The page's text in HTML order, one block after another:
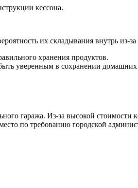
кессона.
их складывания внутрь из-
хранения продуктов.
уверенным в сохранении
гаража. Из-за высокой стоимости
по требованию городской